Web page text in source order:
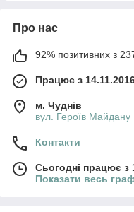
Про нас
92% позитивних з 237
Працює з
м. Чуднів
вул. Героїв Майдану
Контакти
Сьогодні працює з
Показати весь